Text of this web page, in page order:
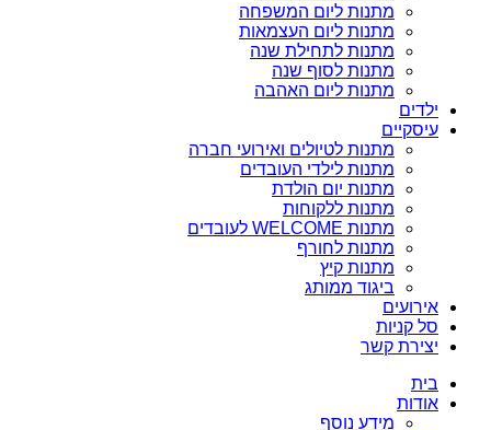
מתנות ליום המשפחה
מתנות ליום העצמאות
מתנות לתחילת שנה
מתנות לסוף שנה
מתנות ליום האהבה
ילדים
עיסקיים
מתנות לטיולים ואירועי חברה
מתנות לילדי העובדים
מתנות יום הולדת
מתנות ללקוחות
מתנות WELCOME לעובדים
מתנות לחורף
מתנות קיץ
ביגוד ממותג
אירועים
סל קניות
יצירת קשר
בית
אודות
מידע נוסף